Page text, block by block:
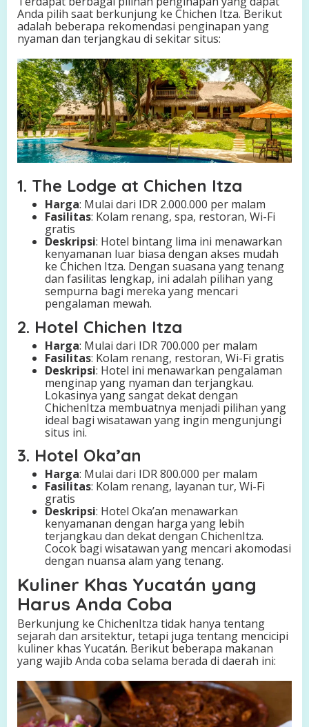
Anda pilih saat berkunjung ke Chichen Itza. Berikut
adalah beberapa rekomendasi penginapan yang
nyaman dan terjangkau di sekitar situs:
1. The Lodge at Chichen Itza
Harga: Mulai dari IDR 2.000.000 per malam
Fasilitas: Kolam renang, spa, restoran, Wi-Fi
gratis
Deskripsi: Hotel bintang lima ini menawarkan
kenyamanan luar biasa dengan akses mudah
ke Chichen Itza. Dengan suasana yang tenang
dan fasilitas lengkap, ini adalah pilihan yang
sempurna bagi mereka yang mencari
pengalaman mewah.
2. Hotel Chichen Itza
Harga: Mulai dari IDR 700.000 per malam
Fasilitas: Kolam renang, restoran, Wi-Fi gratis
Deskripsi: Hotel ini menawarkan pengalaman
menginap yang nyaman dan terjangkau.
Lokasinya yang sangat dekat dengan
ChichenItza membuatnya menjadi pilihan yang
ideal bagi wisatawan yang ingin mengunjungi
situs ini.
3. Hotel Oka’an
Harga: Mulai dari IDR 800.000 per malam
Fasilitas: Kolam renang, layanan tur, Wi-Fi
gratis
Deskripsi: Hotel Oka’an menawarkan
kenyamanan dengan harga yang lebih
terjangkau dan dekat dengan ChichenItza.
Cocok bagi wisatawan yang mencari akomodasi
dengan nuansa alam yang tenang.
Kuliner Khas Yucatán yang
Harus Anda Coba
Berkunjung ke ChichenItza tidak hanya tentang
sejarah dan arsitektur, tetapi juga tentang mencicipi
kuliner khas Yucatán. Berikut beberapa makanan
yang wajib Anda coba selama berada di daerah ini: